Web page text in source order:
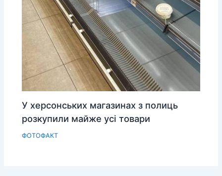
У херсонських магазинах з полиць
розкупили майже усі товари
ФОТОФАКТ